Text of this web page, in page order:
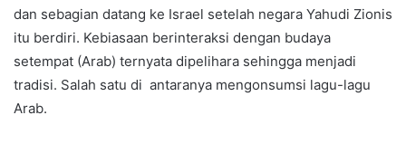
dan sebagian datang ke Israel setelah negara Yahudi Zionis
itu berdiri. Kebiasaan berinteraksi dengan budaya
setempat (Arab) ternyata dipelihara sehingga menjadi
tradisi. Salah satu di antaranya mengonsumsi lagu-lagu
Arab.